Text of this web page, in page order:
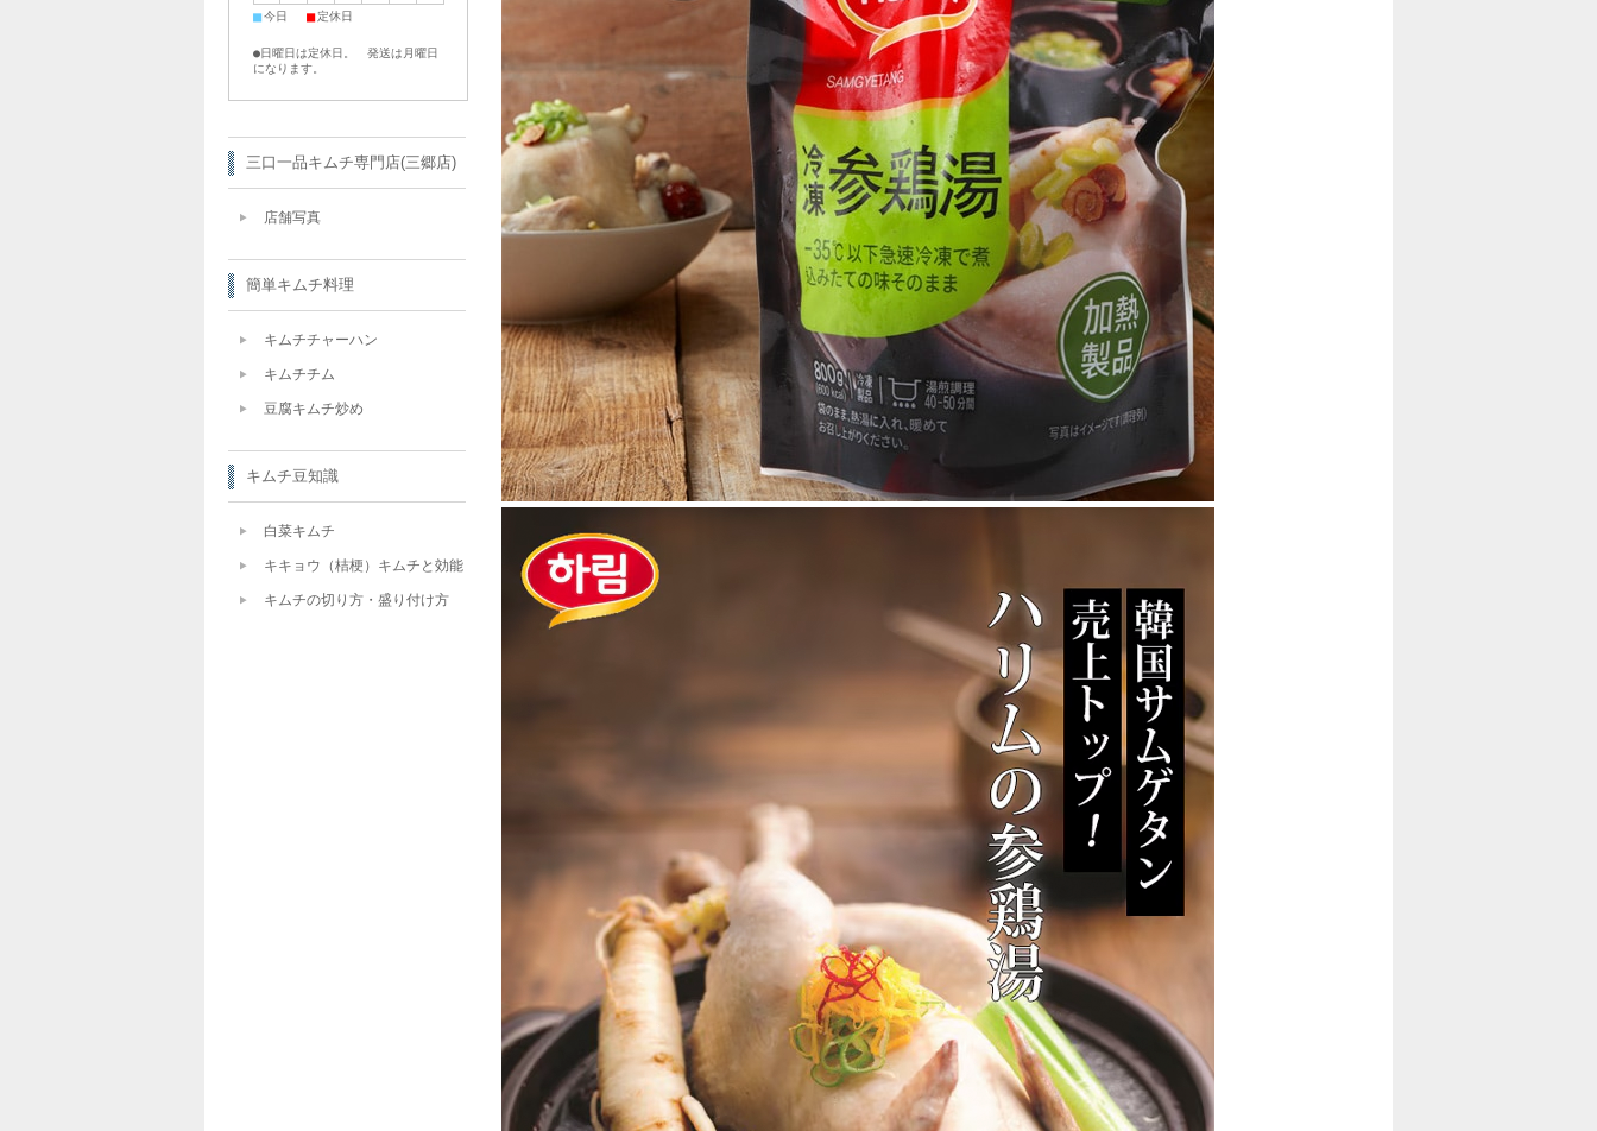
■今日 ■定休日
●日曜日は定休日。 発送は月曜日
になります。
三口一品キムチ専門店(三郷店)
店舗写真
簡単キムチ料理
キムチチャーハン
キムチチム
豆腐キムチ炒め
キムチ豆知識
白菜キムチ
キキョウ（桔梗）キムチと効能
キムチの切り方・盛り付け方